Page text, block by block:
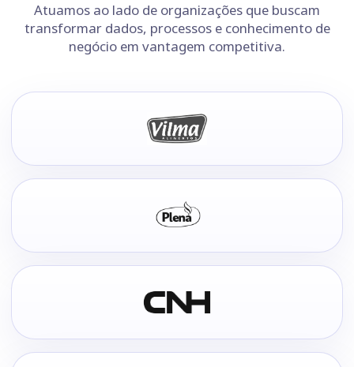
Atuamos ao lado de organizações que buscam
transformar dados, processos e conhecimento de
negócio em vantagem competitiva.